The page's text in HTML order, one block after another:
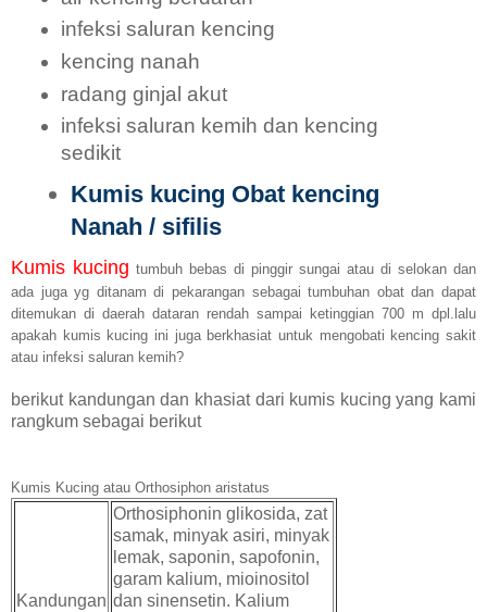
infeksi saluran kencing
kencing nanah
radang ginjal akut
infeksi saluran kemih dan kencing
sedikit
Kumis kucing Obat kencing
Nanah / sifilis
Kumis kucing tumbuh bebas di pinggir sungai atau di selokan dan
ada juga yg ditanam di pekarangan sebagai tumbuhan obat dan dapat
ditemukan di daerah dataran rendah sampai ketinggian 700 m dpl.lalu
apakah kumis kucing ini juga berkhasiat untuk mengobati kencing sakit
atau infeksi saluran kemih?
berikut kandungan dan khasiat dari kumis kucing yang kami
rangkum sebagai berikut
Kumis Kucing atau Orthosiphon aristatus
Kandungan
Orthosiphonin glikosida, zat
samak, minyak asiri, minyak
lemak, saponin, sapofonin,
garam kalium, mioinositol
dan sinensetin. Kalium